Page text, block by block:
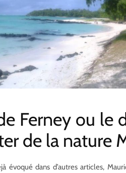
Ferney ou le
de la nature
évoqué dans d’autres articles,